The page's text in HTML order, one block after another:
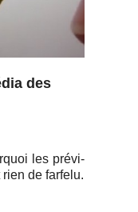
des
les pré­vi­
de farfelu.